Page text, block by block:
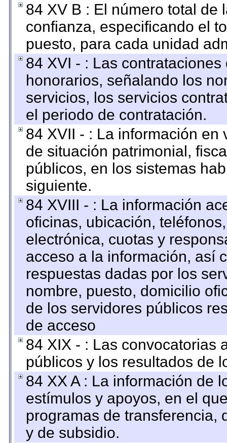
84 XV B : El número total de
confianza, especificando el
puesto, para cada unidad
84 XVI - : Las
honorarios, señalando los
servicios, los servicios
el periodo de contratación.
84 XVII - : La información
de situación patrimonial,
públicos, en los sistemas
siguiente.
84 XVIII - : La información
oficinas, ubicación,
electrónica, cuotas y
acceso a la información, así
respuestas dadas por los
nombre, puesto, domicilio
de los servidores públicos
de acceso
84 XIX - : Las convocatorias
públicos y los resultados de
84 XX A : La información de
estímulos y apoyos, en el
programas de transferencia,
y de subsidio.